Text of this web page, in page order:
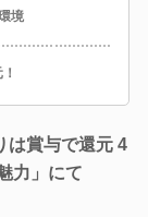
境
は賞与で還元 4
力」にて